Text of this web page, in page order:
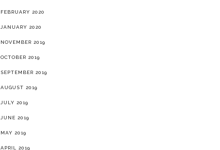
FEBRUARY 2020
JANUARY 2020
NOVEMBER 2019
OCTOBER 2019
SEPTEMBER 2019
AUGUST 2019
JULY 2019
JUNE 2019
MAY 2019
APRIL 2019